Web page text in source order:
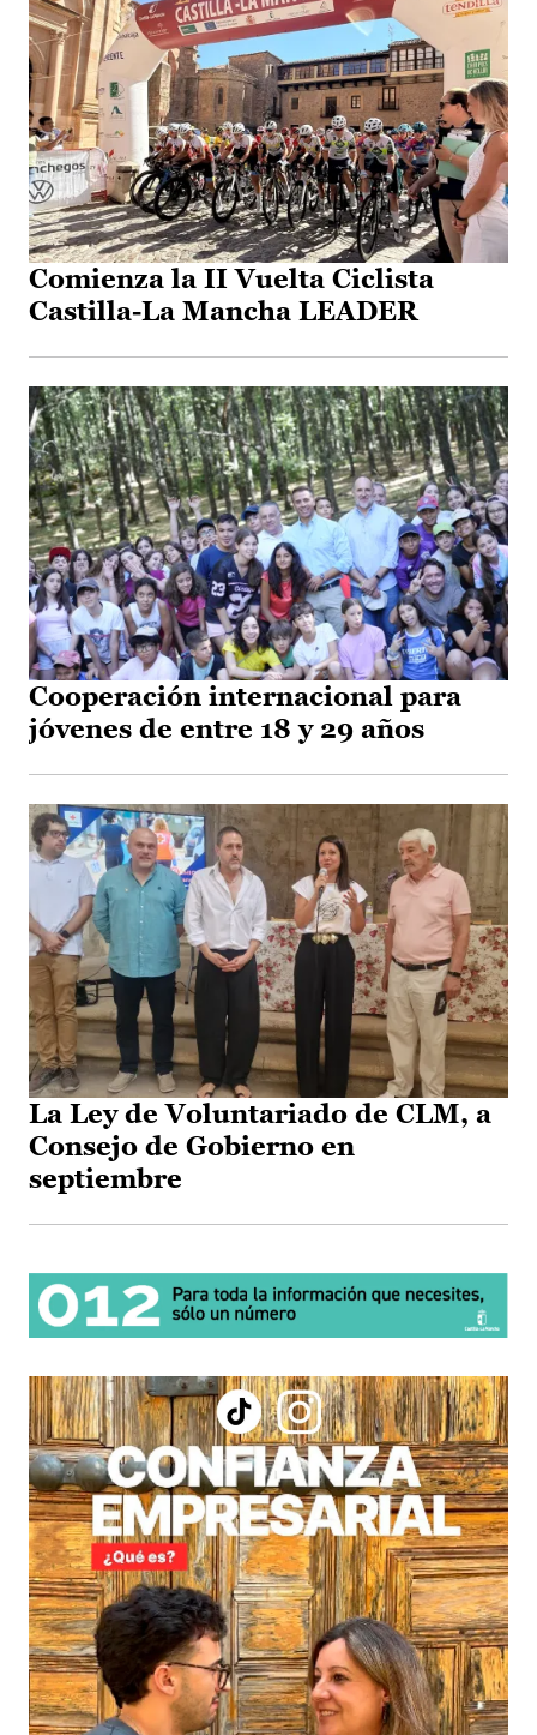
Comienza la II Vuelta Ciclista
Castilla-La Mancha LEADER
Cooperación internacional para
jóvenes de entre 18 y 29 años
La Ley de Voluntariado de CLM, a
Consejo de Gobierno en
septiembre